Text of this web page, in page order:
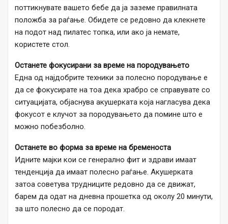
поттикнувате вашето бебе да ја заземе правилната
положба за раѓање. Обидете се редовно да клекнете
на подот над пилатес топка, или ако ја немате,
користете стол.
Останете фокусирани за време на породувањето
Една од најдобрите техники за полесно породување е
да се фокусирате на тоа дека храбро се справувате со
ситуацијата, објаснува акушерката која нагласува дека
фокусот е клучот за породувањето да помине што е
можно побезболно.
Останете во форма за време на бременоста
Идните мајки кои се генерално фит и здрави имаат
тенденција да имаат полесно раѓање. Акушерката
затоа советува трудниците редовно да се движат,
барем да одат на дневна прошетка од околу 20 минути,
за што полесно да се породат.